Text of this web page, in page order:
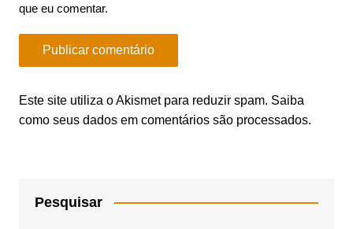
que eu comentar.
Este site utiliza o Akismet para reduzir spam. Saiba
como seus dados em comentários são processados.
Pesquisar